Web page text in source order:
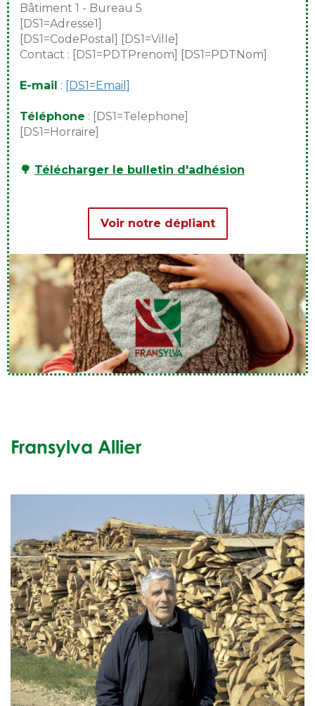
Bâtiment 1 - Bureau 5
[DS1=Adresse1]
[DS1=CodePostal] [DS1=Ville]
Contact : [DS1=PDTPrenom] [DS1=PDTNom]
E-mail : [DS1=Email]
Téléphone : [DS1=Telephone]
[DS1=Horraire]
🌳 Télécharger le bulletin d'adhésion
Voir notre dépliant
Fransylva Allier